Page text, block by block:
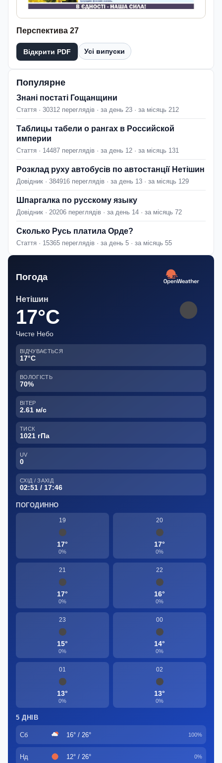
Перспектива 27
Відкрити PDF Усі випуски
Популярне
Знані постаті Гощанщини
Стаття · 30312 переглядів · за день 23 · за місяць 212
Таблицы табели о рангах в Российской
империи
Стаття · 14487 переглядів · за день 12 · за місяць 131
Розклад руху автобусів по автостанції Нетішин
Довідник · 384916 переглядів · за день 13 · за місяць 129
Шпаргалка по русскому языку
Довідник · 20206 переглядів · за день 14 · за місяць 72
Сколько Русь платила Орде?
Стаття · 15365 переглядів · за день 5 · за місяць 55
Погода
Нетішин
17°C
Чисте Небо
ВІДЧУВАЄТЬСЯ
17°C
ВОЛОГІСТЬ
70%
ВІТЕР
2.61 м/с
ТИСК
1021 гПа
UV
0
СХІД / ЗАХІД
02:51 / 17:46
ПОГОДИННО
19
17°
0%
20
17°
0%
21
17°
0%
22
16°
0%
23
15°
0%
00
14°
0%
01
13°
0%
02
13°
0%
5 ДНІВ
Сб 16° / 26° 100%
Нд 12° / 26° 0%